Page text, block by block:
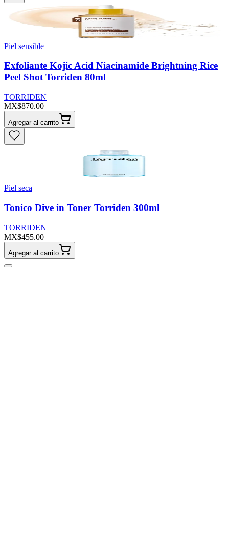
Piel sensible
Exfoliante Kojic Acid Niacinamide Brightning Rice
Peel Shot Torriden 80ml
TORRIDEN
MX$870.00
Agregar al carrito
Piel seca
Tonico Dive in Toner Torriden 300ml
TORRIDEN
MX$455.00
Agregar al carrito